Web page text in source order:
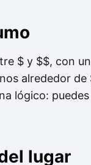
$ y $$, con
alrededor
lógico:
lugar